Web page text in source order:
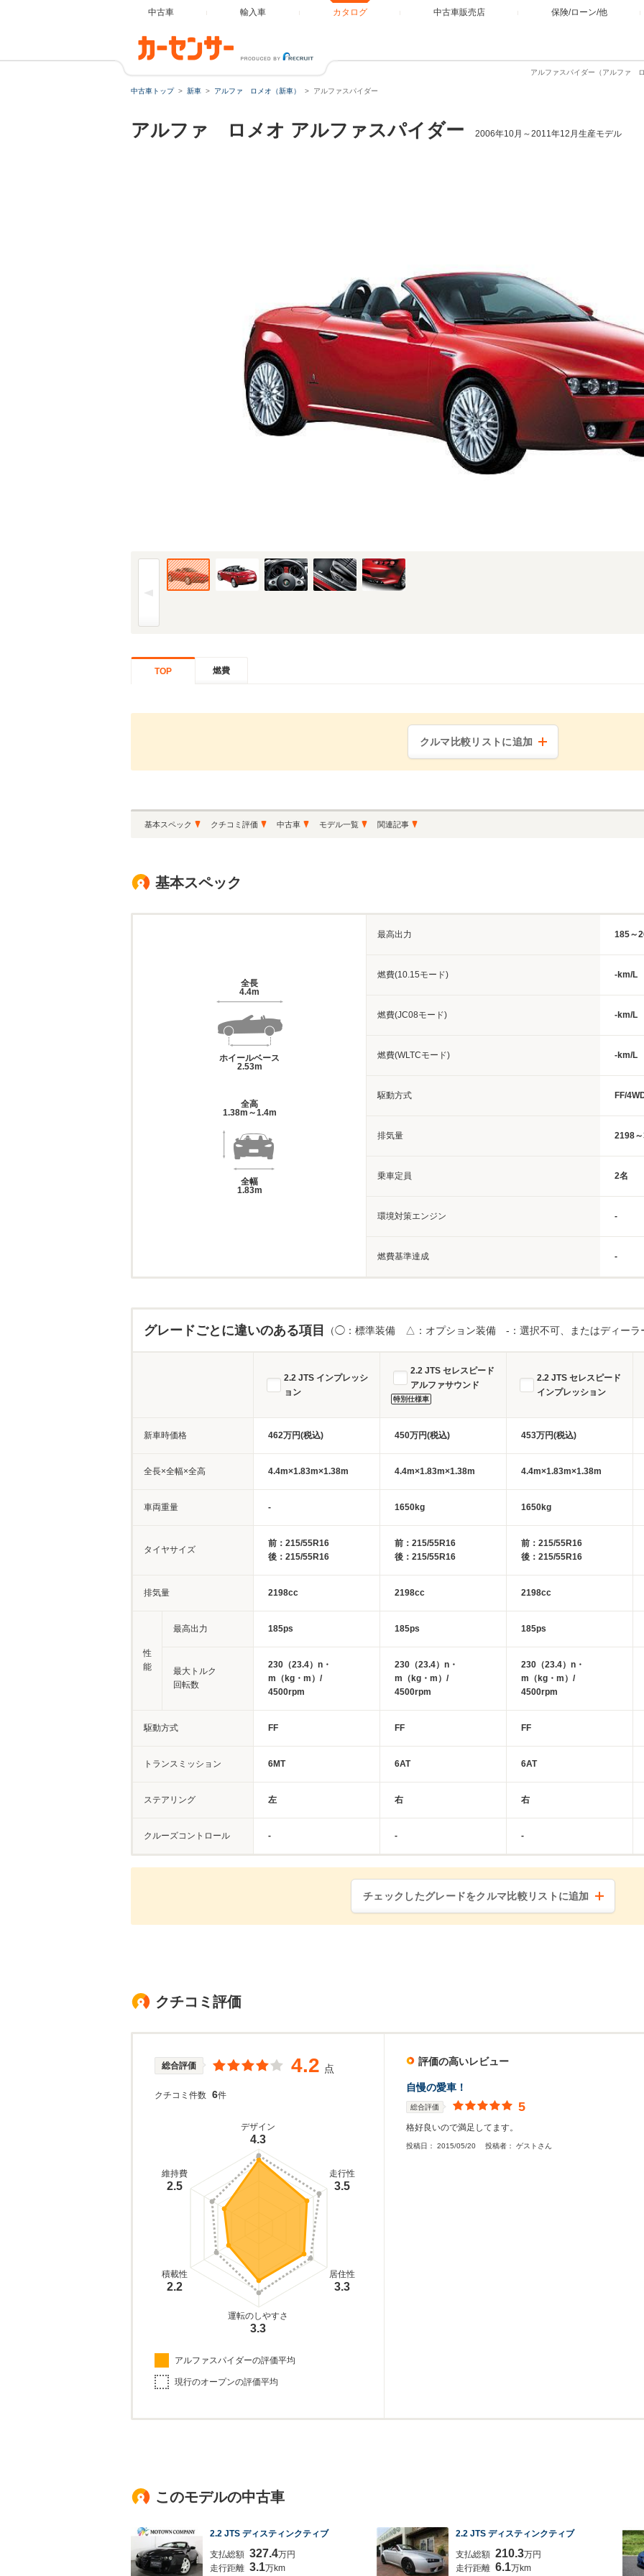
中古車 輸入車 カタログ 中古車販売店 保険/ローン/他
アルファスパイダー（アルファ
中古車トップ 新車 アルファ ロメオ（新車） アルファスパイダー
アルファ ロメオ アルファスパイダー 2006年10月～2011年12月生産モデル
06年(H18)10月、新型時のフロント(仕様はグレードにより異なります) (1/5枚)
TOP 燃費
クルマ比較リストに追加
基本スペック クチコミ評価 中古車 モデル一覧 関連記事
基本スペック
全長
4.4m
ホイールベース
2.53m
全高
1.38m～1.4m
全幅
1.83m
最高出力 185～
燃費(10.15モード) -km/L
燃費(JC08モード) -km/L
燃費(WLTCモード) -km/L
駆動方式 FF/
排気量 2198
乗車定員 2名
環境対策エンジン -
燃費基準達成 -
グレードごとに違いのある項目 （◯：標準装備 △：オプション装備 -：選択不可、またはディーラ
新車時価格
全長×全幅×全高
車両重量
タイヤサイズ
排気量
性
能
最高出力
最大トルク
回転数
駆動方式
トランスミッション
ステアリング
クルーズコントロール
2.2 JTS インプレッシ
ョン
2.2 JTS セレスピード
アルファサウンド
特別仕様車
2.2 JTS セレスピード
インプレッション
462万円(税込) 450万円(税込) 453万円(税込)
4.4m×1.83m×1.38m 4.4m×1.83m×1.38m 4.4m×1.83m×1.38m
- 1650kg 1650kg
前：215/55R16
後：215/55R16
前：215/55R16
後：215/55R16
前：215/55R16
後：215/55R16
2198cc 2198cc 2198cc
185ps 185ps 185ps
230（23.4）n・
m（kg・m）/
4500rpm
230（23.4）n・
m（kg・m）/
4500rpm
230（23.4）n・
m（kg・m）/
4500rpm
FF FF FF
6MT 6AT 6AT
左 右 右
- - -
チェックしたグレードをクルマ比較リストに追加
クチコミ評価
総合評価 4.2 点
クチコミ件数 6件
デザイン
4.3
走行性
3.5
居住性
3.3
運転のしやすさ
3.3
積載性
2.2
維持費
2.5
アルファスパイダーの評価平均
現行のオープンの評価平均
評価の高いレビュー
自慢の愛車！
総合評価 5
格好良いので満足してます。
投稿日： 2015/05/20 投稿者： ゲストさん
このモデルの中古車
2.2 JTS ディスティンクティブ
支払総額 327.4万円
走行距離 3.1万km
2.2 JTS ディスティンクティブ
支払総額 210.3万円
走行距離 6.1万km